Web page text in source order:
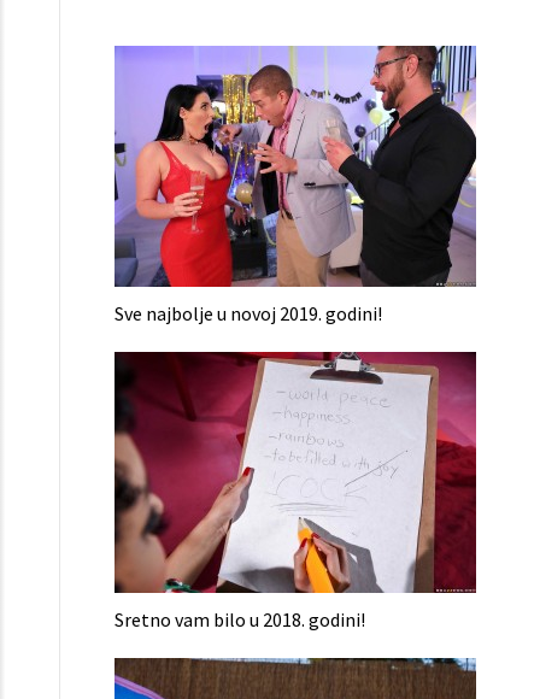
Sve najbolje u novoj 2019. godini!
Sretno vam bilo u 2018. godini!